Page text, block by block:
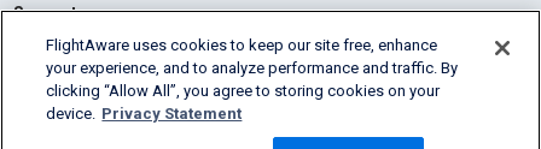
Support
English (USA)
2026 FlightAware
Cookie Settings
FlightAware uses cookies to keep our site free, enhance
your experience, and to analyze performance and traffic. By
clicking “Allow All”, you agree to storing cookies on your
device. Privacy Statement